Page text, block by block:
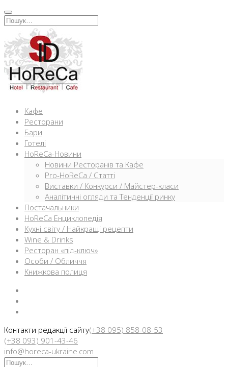
Перейти
к
содержимому
Искать:
Кафе
Ресторани
Бари
Готелі
HoReCa-Новини
Новини Ресторанів та Кафе
Pro-HoReCa / Статті
Виставки / Конкурси / Майстер-класи
Аналітичні огляди та Тенденції ринку
Постачальники
HoReCa Енциклопедія
Кухні світу / Найкращі рецепти
Wine & Drinks
Ресторан «під-ключ»
Особи / Обличчя
Книжкова полиця
Контакти редакції сайту(+38 095) 858-08-53
(+38 093) 901-43-46
info@horeca-ukraine.com
Искать: